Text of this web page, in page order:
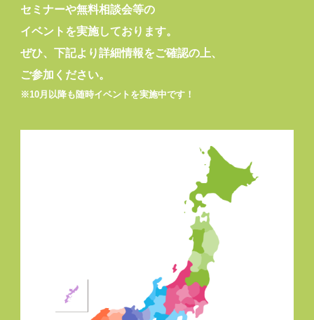
セミナーや無料相談会等の
イベントを実施しております。
ぜひ、下記より詳細情報をご確認の上、
ご参加ください。
※10月以降も随時イベントを実施中です！